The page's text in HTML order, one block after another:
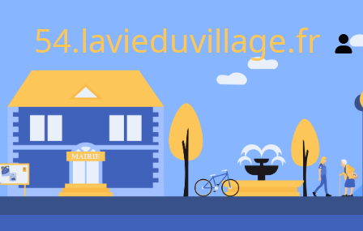
54.lavieduvillage.fr